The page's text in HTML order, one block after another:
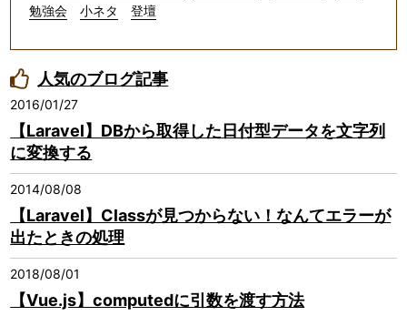
勉強会
小ネタ 登壇
人気のブログ記事
2016/01/27
【Laravel】DBから取得した日付型データを文字列
に変換する
2014/08/08
【Laravel】Classが見つからない！なんてエラーが
出たときの処理
2018/08/01
【Vue.js】computedに引数を渡す方法